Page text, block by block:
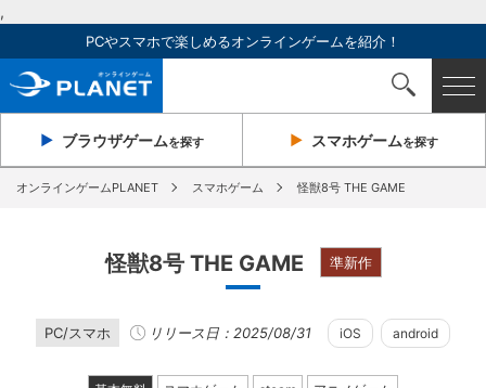
,
PCやスマホで楽しめるオンラインゲームを紹介！
ブラウザゲームを探す スマホゲームを探す
オンラインゲームPLANET スマホゲーム 怪獣8号 THE GAME
怪獣8号 THE GAME 準新作
PC/スマホ リリース日：2025/08/31 iOS android